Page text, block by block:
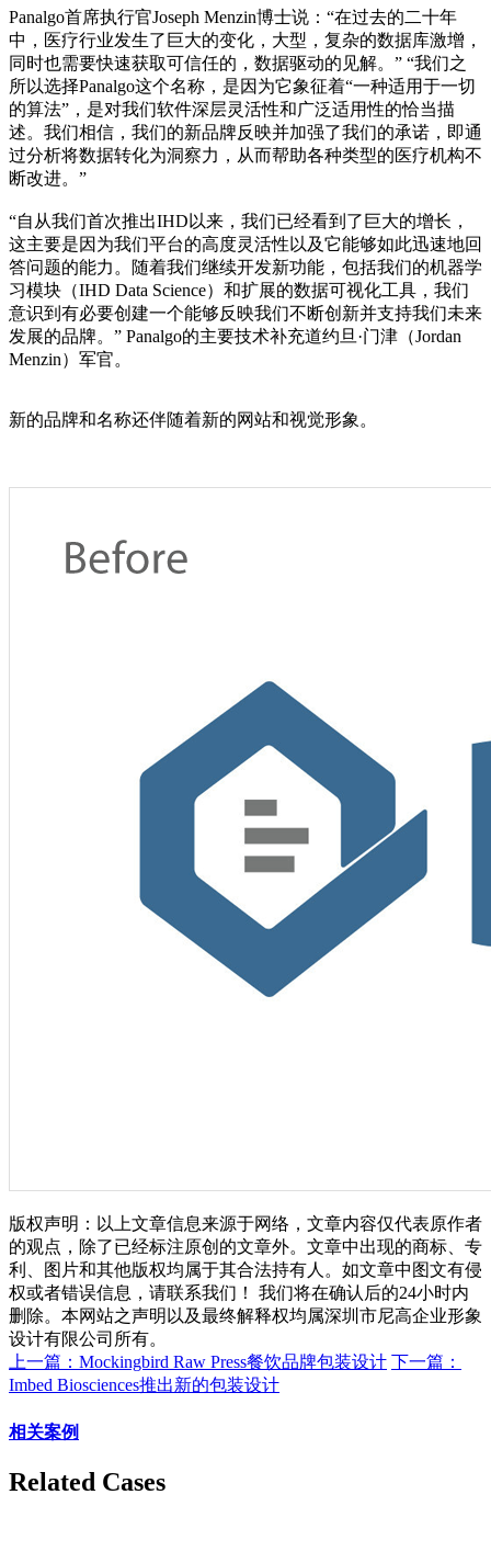
Panalgo首席执行官Joseph Menzin博士说：“在过去的二十年
中，医疗行业发生了巨大的变化，大型，复杂的数据库激增，
同时也需要快速获取可信任的，数据驱动的见解。” “我们之
所以选择Panalgo这个名称，是因为它象征着“一种适用于一切
的算法”，是对我们软件深层灵活性和广泛适用性的恰当描
述。我们相信，我们的新品牌反映并加强了我们的承诺，即通
过分析将数据转化为洞察力，从而帮助各种类型的医疗机构不
断改进。”
“自从我们首次推出IHD以来，我们已经看到了巨大的增长，
这主要是因为我们平台的高度灵活性以及它能够如此迅速地回
答问题的能力。随着我们继续开发新功能，包括我们的机器学
习模块（IHD Data Science）和扩展的数据可视化工具，我们
意识到有必要创建一个能够反映我们不断创新并支持我们未来
发展的品牌。” Panalgo的主要技术补充道约旦·门津（Jordan
Menzin）军官。
新的品牌和名称还伴随着新的网站和视觉形象。
版权声明：以上文章信息来源于网络，文章内容仅代表原作者
的观点，除了已经标注原创的文章外。文章中出现的商标、专
利、图片和其他版权均属于其合法持有人。如文章中图文有侵
权或者错误信息，请联系我们！ 我们将在确认后的24小时内
删除。本网站之声明以及最终解释权均属深圳市尼高企业形象
设计有限公司所有。
上一篇：Mockingbird Raw Press餐饮品牌包装设计 下一篇：
Imbed Biosciences推出新的包装设计
相关案例
Related Cases